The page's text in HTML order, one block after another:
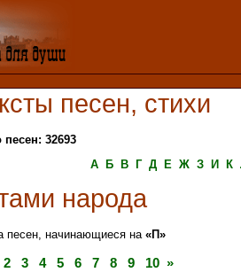
песен, стихи
песен: 32693
А
Б В Г Д Е Ж З И К
народа
песен, начинающиеся на «П»
2 3 4 5 6 7 8 9 10 »